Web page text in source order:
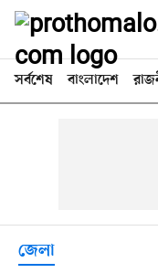
সর্বশেষ বাংলাদেশ
জেলা